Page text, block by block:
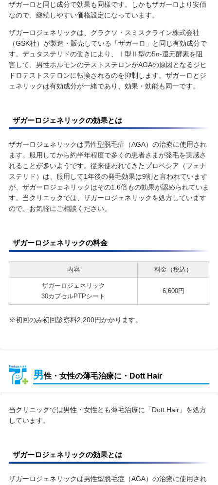
ザガーロと同じ成分で効果も同様です。しかもザガーロより安価
なので、継続しやすい価格設定になっています。
ザガーロジェネリックは、グラクソ・スミスクライン株式会社
（GSK社）が製造・販売している「ザガーロ」と同じ有効成分で
す。デュタステリドの働きにより、Ⅰ型Ⅱ型の5α-還元酵素を阻
害して、男性ホルモンのテストステロンがAGAの原因となるジヒ
ドロテストステロンに転換されるのを抑制します。ザガーロとジ
ェネリックは有効成分が一緒であり、効果・効能も同一です。
ザガーロジェネリックの効果とは
ザガーロジェネリックは男性型脱毛症（AGA）の治療に使用され
ます。服用してから約半年程度で多くの患者さまが発毛を実感さ
れることが多いようです。従来使われてきたプロペシア（フェナ
ステリド）は、服用して1年後の発毛効果は9割と言われています
が、ザガーロジェネリックはその1.6倍もの効果が認められていま
す。当クリニックでは、ザガーロジェネリックを処方しています
ので、お気軽にご相談ください。
ザガーロジェネリックの料金
内容 料金（税込）
ザガーロジェネリック
30カプセルPTPシート
6,600円
※初回のみ初回診察料2,200円かかります。
男性・女性の薄毛治療に・Dott Hair
当クリニックでは男性・女性とも薄毛治療に「Dott Hair」を処方
しています。
ザガーロジェネリックの効果とは
ザガーロジェネリックは男性型脱毛症（AGA）の治療に使用され